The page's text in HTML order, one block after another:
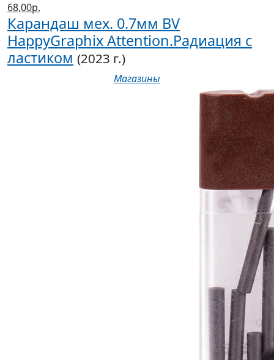
68,00р.
Карандаш мех. 0.7мм BV
HappyGraphix Attention.Радиация с
ластиком (2023 г.)
Магазины